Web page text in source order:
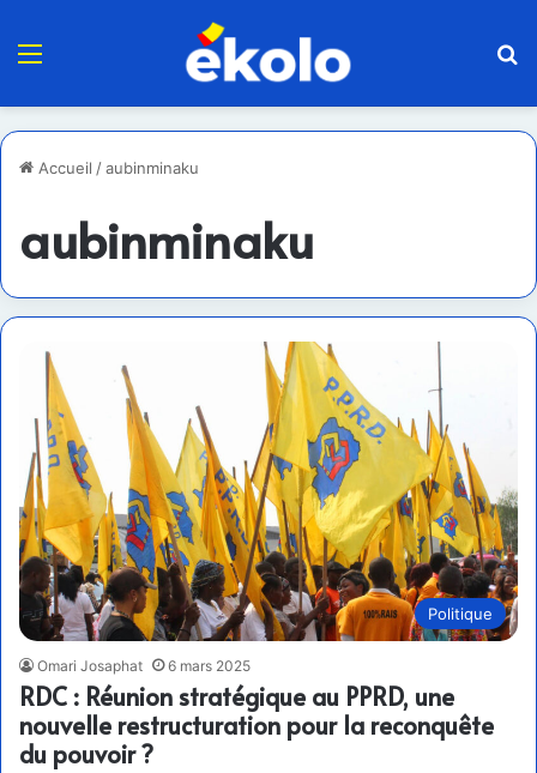
Menu
Accueil /aubinminaku
aubinminaku
Politique
Omari Josaphat 6 mars 2025
RDC : Réunion stratégique au PPRD, une
nouvelle restructuration pour la reconquête
du pouvoir ?